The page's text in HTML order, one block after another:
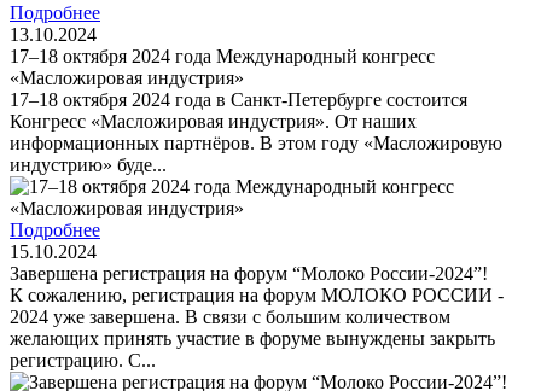
Подробнее
13.10.2024
17–18 октября 2024 года Международный конгресс
«Масложировая индустрия»
17–18 октября 2024 года в Санкт-Петербурге состоится
Конгресс «Масложировая индустрия». От наших
информационных партнёров. В этом году «Масложировую
индустрию» буде...
Подробнее
15.10.2024
Завершена регистрация на форум “Молоко России-2024”!
К сожалению, регистрация на форум МОЛОКО РОССИИ -
2024 уже завершена. В связи с большим количеством
желающих принять участие в форуме вынуждены закрыть
регистрацию. С...